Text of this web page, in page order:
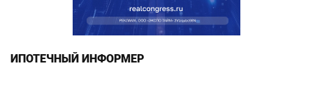
ИПОТЕЧНЫЙ ИНФОРМЕР